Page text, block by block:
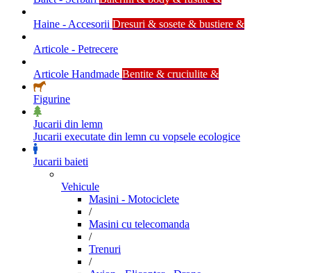
Haine - Accesorii Dresuri & sosete & bustiere &
Articole - Petrecere
Articole Handmade Bentite & cruciulite &
Figurine
Jucarii din lemn
Jucarii executate din lemn cu vopsele ecologice
Jucarii baieti
Vehicule
Masini - Motociclete
/
Masini cu telecomanda
/
Trenuri
/